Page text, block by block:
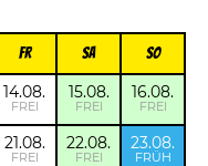
FR Sa So
14.08.
FREI
15.08.
FREI
16.08.
FREI
21.08.
FREI
22.08.
FREI
23.08.
FRÜH